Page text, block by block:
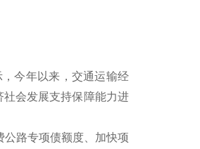
今年以来，交通运输经
会发展支持保障能力进
路专项债额度、加快项